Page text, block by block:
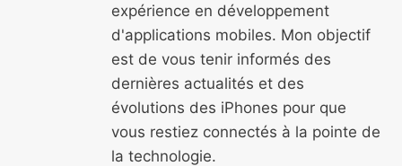
expérience en développement
d'applications mobiles. Mon objectif
est de vous tenir informés des
dernières actualités et des
évolutions des iPhones pour que
vous restiez connectés à la pointe de
la technologie.